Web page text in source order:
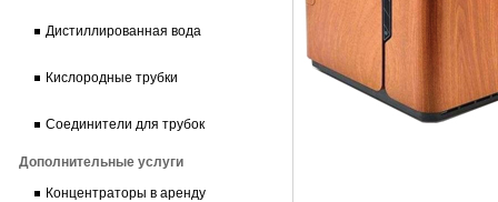
Дистиллированная вода
Кислородные трубки
Соединители для трубок
Дополнительные услуги
Концентраторы в аренду